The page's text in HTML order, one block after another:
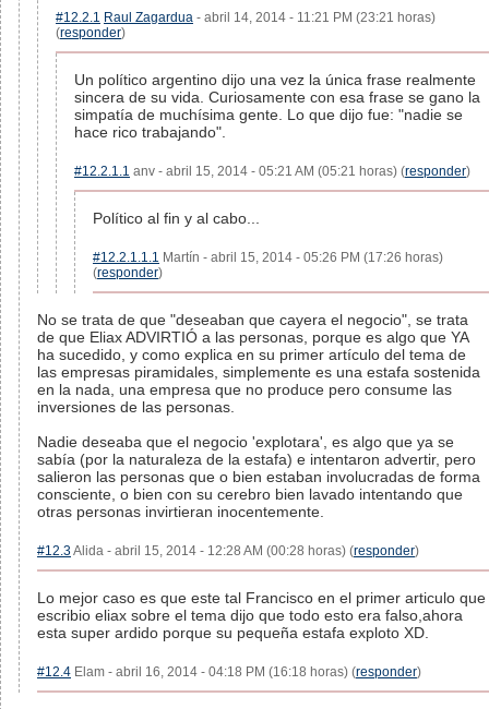
#12.2.1 Raul Zagardua - abril 14, 2014 - 11:21 PM (23:21 horas)
(responder)
Un político argentino dijo una vez la única frase realmente
sincera de su vida. Curiosamente con esa frase se gano la
simpatía de muchísima gente. Lo que dijo fue: "nadie se
hace rico trabajando".
#12.2.1.1 anv - abril 15, 2014 - 05:21 AM (05:21 horas) (responder)
Político al fin y al cabo...
#12.2.1.1.1 Martín - abril 15, 2014 - 05:26 PM (17:26 horas)
(responder)
No se trata de que "deseaban que cayera el negocio", se trata
de que Eliax ADVIRTIÓ a las personas, porque es algo que YA
ha sucedido, y como explica en su primer artículo del tema de
las empresas piramidales, simplemente es una estafa sostenida
en la nada, una empresa que no produce pero consume las
inversiones de las personas.
Nadie deseaba que el negocio 'explotara', es algo que ya se
sabía (por la naturaleza de la estafa) e intentaron advertir, pero
salieron las personas que o bien estaban involucradas de forma
consciente, o bien con su cerebro bien lavado intentando que
otras personas invirtieran inocentemente.
#12.3Alida - abril 15, 2014 - 12:28 AM (00:28 horas) (responder)
Lo mejor caso es que este tal Francisco en el primer articulo que
escribio eliax sobre el tema dijo que todo esto era falso,ahora
esta super ardido porque su pequeña estafa exploto XD.
#12.4 Elam - abril 16, 2014 - 04:18 PM (16:18 horas) (responder)